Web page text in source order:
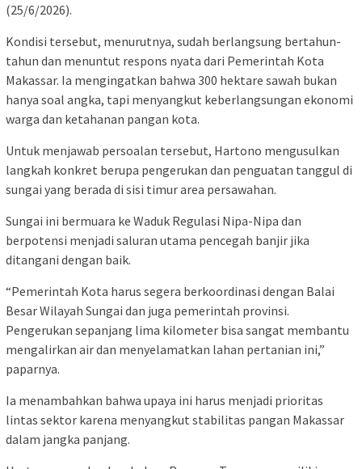
(25/6/2026).
Kondisi tersebut, menurutnya, sudah berlangsung bertahun-
tahun dan menuntut respons nyata dari Pemerintah Kota
Makassar. Ia mengingatkan bahwa 300 hektare sawah bukan
hanya soal angka, tapi menyangkut keberlangsungan ekonomi
warga dan ketahanan pangan kota.
Untuk menjawab persoalan tersebut, Hartono mengusulkan
langkah konkret berupa pengerukan dan penguatan tanggul di
sungai yang berada di sisi timur area persawahan.
Sungai ini bermuara ke Waduk Regulasi Nipa-Nipa dan
berpotensi menjadi saluran utama pencegah banjir jika
ditangani dengan baik.
“Pemerintah Kota harus segera berkoordinasi dengan Balai
Besar Wilayah Sungai dan juga pemerintah provinsi.
Pengerukan sepanjang lima kilometer bisa sangat membantu
mengalirkan air dan menyelamatkan lahan pertanian ini,”
paparnya.
Ia menambahkan bahwa upaya ini harus menjadi prioritas
lintas sektor karena menyangkut stabilitas pangan Makassar
dalam jangka panjang.